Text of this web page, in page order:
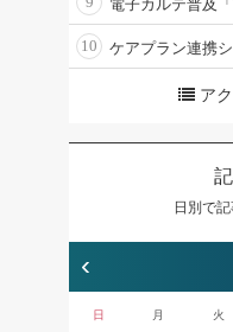
電子カルテ普及
10 ケアプラン連携
ア
日別で
‹
日 月 火